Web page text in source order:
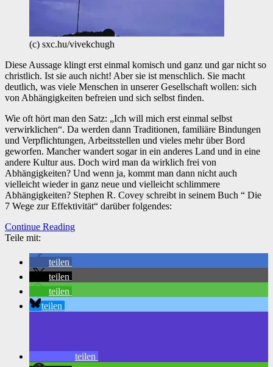
(c) sxc.hu/vivekchugh
Diese Aussage klingt erst einmal komisch und ganz und gar nicht so
christlich. Ist sie auch nicht! Aber sie ist menschlich. Sie macht
deutlich, was viele Menschen in unserer Gesellschaft wollen: sich
von Abhängigkeiten befreien und sich selbst finden.
Wie oft hört man den Satz: „Ich will mich erst einmal selbst
verwirklichen“. Da werden dann Traditionen, familiäre Bindungen
und Verpflichtungen, Arbeitsstellen und vieles mehr über Bord
geworfen. Mancher wandert sogar in ein anderes Land und in eine
andere Kultur aus. Doch wird man da wirklich frei von
Abhängigkeiten? Und wenn ja, kommt man dann nicht auch
vielleicht wieder in ganz neue und vielleicht schlimmere
Abhängigkeiten? Stephen R. Covey schreibt in seinem Buch “ Die
7 Wege zur Effektivität“ darüber folgendes:
Continue Reading
Teile mit:
teilen
teilen
teilen
teilen
teilen